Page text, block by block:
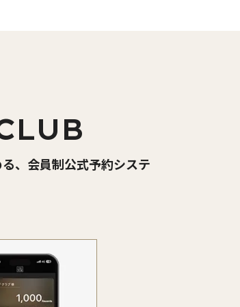
、会員制公式予約システ